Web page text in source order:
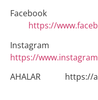
Facebook
https://
Instagram
https://
AHALAR https://